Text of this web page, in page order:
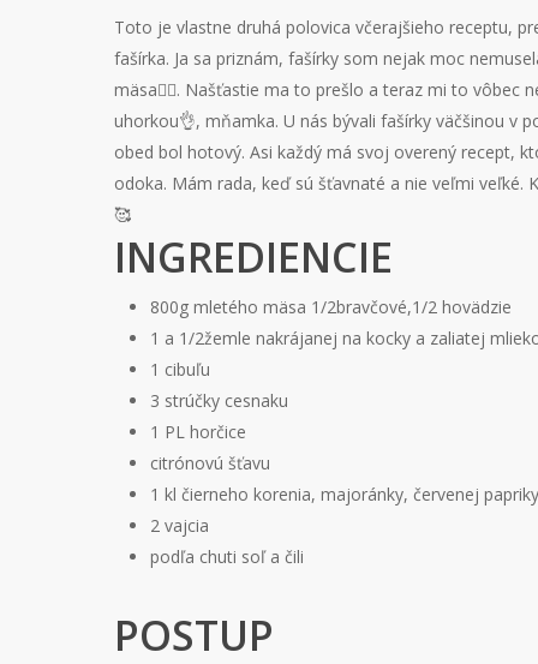
Toto je vlastne druhá polovica včerajšieho receptu,
fašírka. Ja sa priznám, fašírky som nejak moc
mäsa🤦‍♀️. Našťastie ma to prešlo a teraz mi to vôbec
uhorkou👌, mňamka. U nás bývali fašírky väčšinou v
obed bol hotový. Asi každý má svoj overený recept,
odoka. Mám rada, keď sú šťavnaté a nie veľmi
🥰
INGREDIENCIE
800g mletého mäsa 1/2bravčové,1/2 hovädzie
1 a 1/2žemle nakrájanej na kocky a zaliatej
1 cibuľu
3 strúčky cesnaku
1 PL horčice
citrónovú šťavu
1 kl čierneho korenia, majoránky, červenej papriky
2 vajcia
podľa chuti soľ a čili
POSTUP